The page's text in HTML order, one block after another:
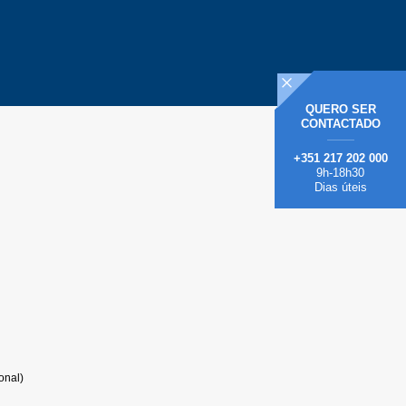
QUERO SER
CONTACTADO
+351 217 202 000
9h-18h30
Dias úteis